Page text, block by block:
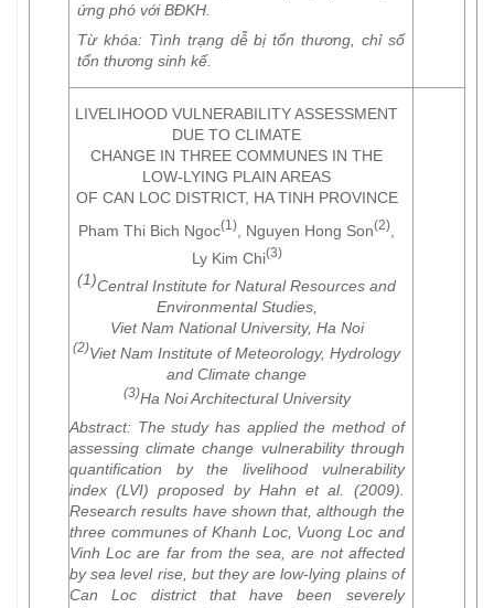
ứng phó với BĐKH.
Từ khóa: Tình trạng dễ bị tổn thương, chỉ số
tổn thương sinh kế.
LIVELIHOOD VULNERABILITY ASSESSMENT
DUE TO CLIMATE
CHANGE IN THREE COMMUNES IN THE
LOW-LYING PLAIN AREAS
OF CAN LOC DISTRICT, HA TINH PROVINCE
Pham Thi Bich Ngoc(1) , Nguyen Hong Son(2)
Ly Kim Chi(3)
(1)Central Institute for Natural Resources and
Environmental Studies,
Viet Nam National University, Ha Noi
(2)Viet Nam Institute of Meteorology, Hydrology
and Climate change
(3)Ha Noi Architectural University
Abstract: The study has applied the method of
assessing climate change vulnerability through
quantification by the livelihood vulnerability
index (LVI) proposed by Hahn et al. (2009).
Research results have shown that, although the
three communes of Khanh Loc, Vuong Loc and
Vinh Loc are far from the sea, are not affected
by sea level rise, but they are low-lying plains of
Can Loc district that have been severely